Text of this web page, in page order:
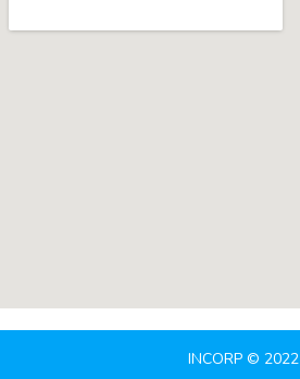
INCORP © 2022